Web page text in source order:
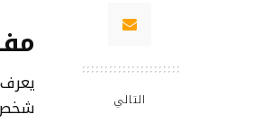
التالي
شخص